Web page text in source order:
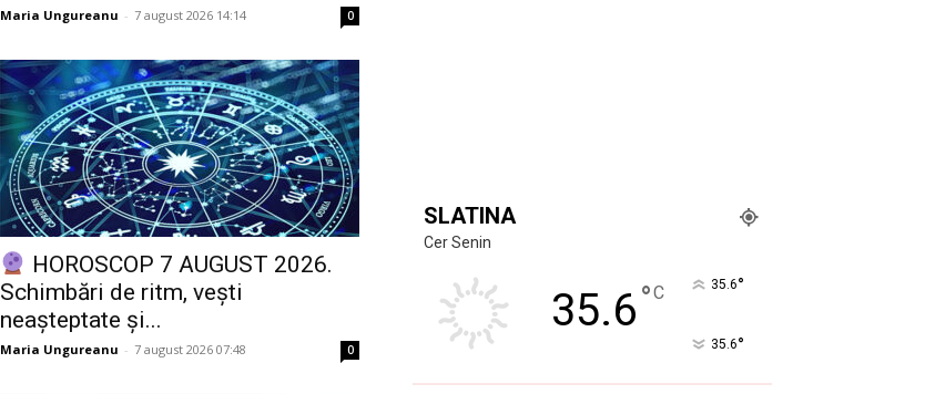
Maria Ungureanu - 7 august 2026 14:14 0
HOROSCOP 7 AUGUST 2026.
Schimbări de ritm, vești
neașteptate și...
Maria Ungureanu - 7 august 2026 07:48 0
SLATINA
Cer Senin
35.6°C 35.6°
35.6°